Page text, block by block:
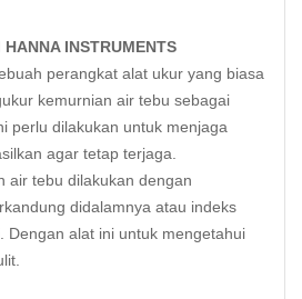
INSTRUMENTS
perangkat alat ukur yang biasa
kemurnian air tebu sebagai
perlu dilakukan untuk menjaga
agar tetap terjaga.
air tebu dilakukan dengan
didalamnya atau indeks
Dengan alat ini untuk mengetahui